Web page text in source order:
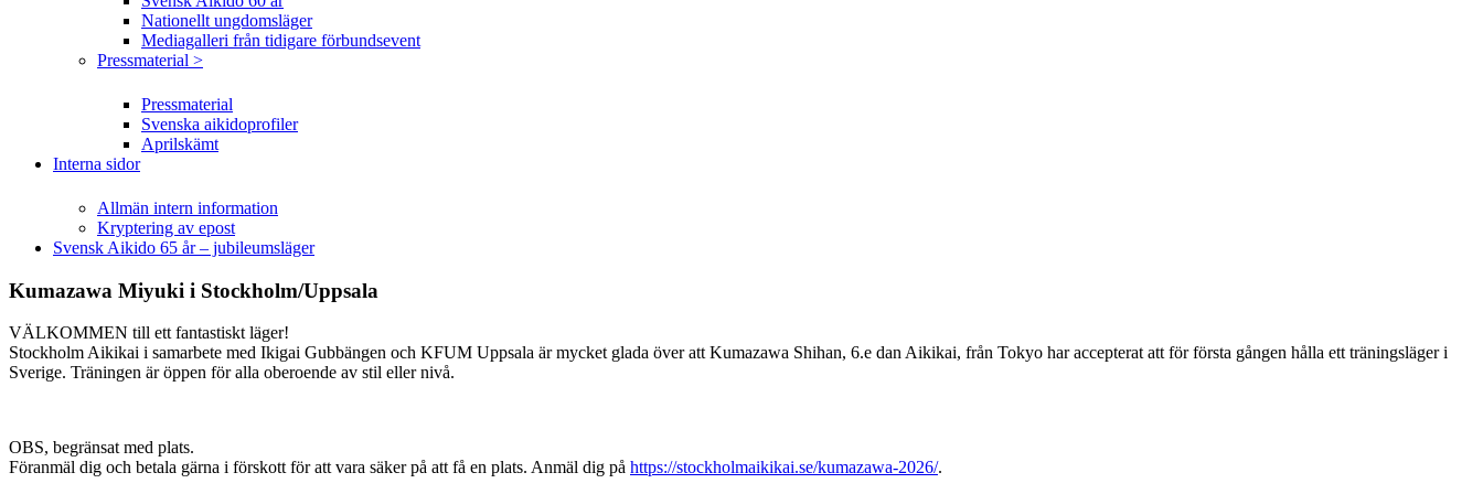
Nationellt ungdomsläger
Mediagalleri från tidigare förbundsevent
Pressmaterial >
Pressmaterial
Svenska aikidoprofiler
Aprilskämt
Interna sidor
Allmän intern information
Kryptering av epost
Svensk Aikido 65 år – jubileumsläger
Kumazawa Miyuki i Stockholm/Uppsala
VÄLKOMMEN till ett fantastiskt läger!
Stockholm Aikikai i samarbete med Ikigai Gubbängen och KFUM Uppsala är mycket glada över att Kumazawa Shihan, 6.e dan Aikikai, från Tokyo har accepterat att för första gången hålla ett träningsläger i
Sverige. Träningen är öppen för alla oberoende av stil eller nivå.
OBS, begränsat med plats.
Föranmäl dig och betala gärna i förskott för att vara säker på att få en plats. Anmäl dig på https://stockholmaikikai.se/kumazawa-2026/.